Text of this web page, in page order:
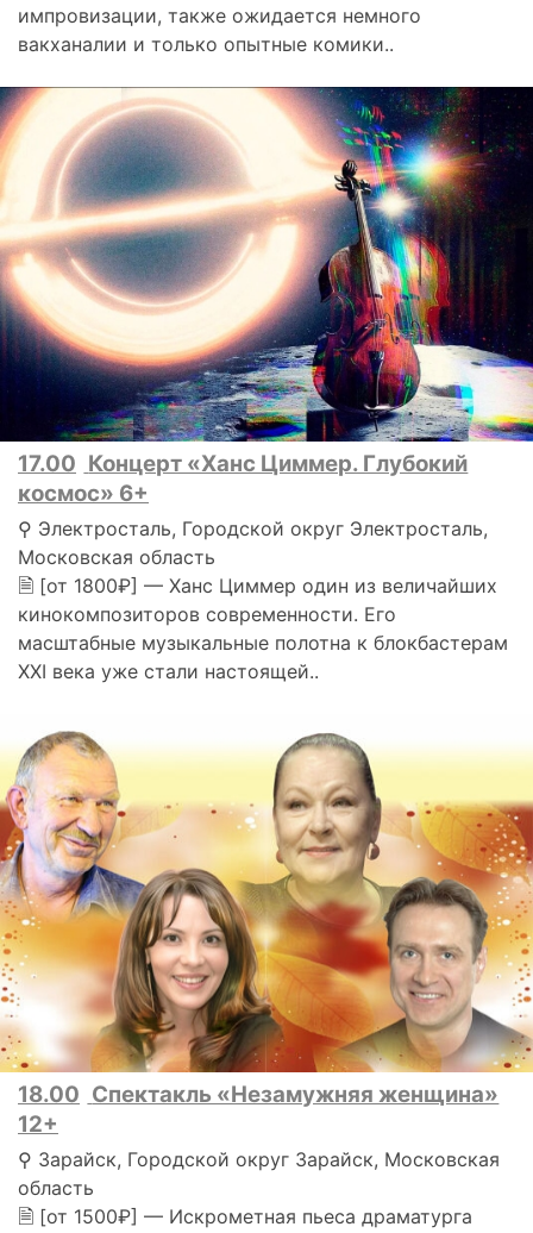
импровизации, также ожидается немного
вакханалии и только опытные комики..
17.00 Концерт «Ханс Циммер. Глубокий
космос» 6+
⚲ Электросталь, Городской округ Электросталь,
Московская область
🗎 [от 1800₽] — Ханс Циммер один из величайших
кинокомпозиторов современности. Его
масштабные музыкальные полотна к блокбастерам
XXI века уже стали настоящей..
18.00 Спектакль «Незамужняя женщина»
12+
⚲ Зарайск, Городской округ Зарайск, Московская
область
🗎 [от 1500₽] — Искрометная пьеса драматурга